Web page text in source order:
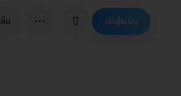
ม ⋯ เข้าสู่ระบบ